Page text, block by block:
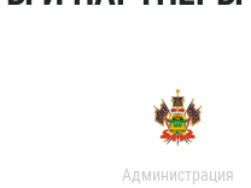
Администрация